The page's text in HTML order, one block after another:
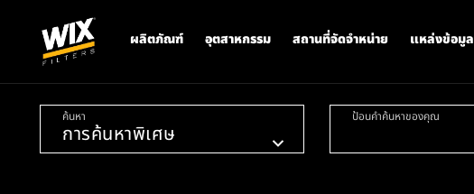
ผลิตภัณฑ์ อุตสาหกรรม สถานที่จัดจำหน่าย แหล่งข้อมูล
ค้นหา ป้อนคำค้นหาของคุณ